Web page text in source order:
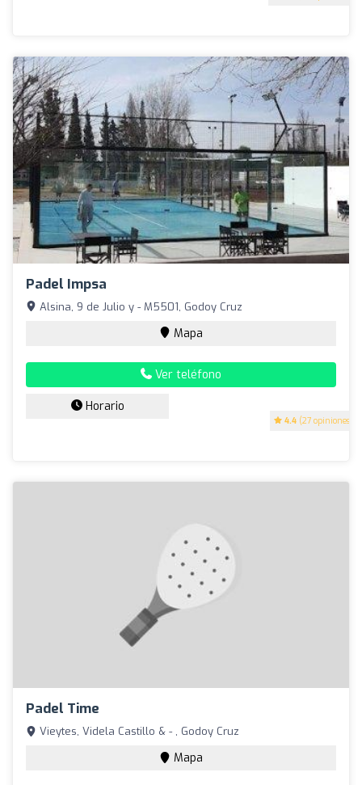
Padel Impsa
4.4 (27 opiniones)
Alsina, 9 de Julio y - M5501, Godoy Cruz
Mapa
Ver teléfono
Horario
Padel Time
Vieytes, Videla Castillo & - , Godoy Cruz
Mapa